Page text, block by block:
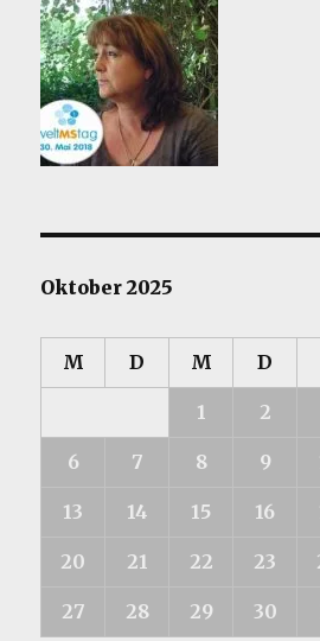
Oktober 2025
M D M D
1 2
6 7 8 9
13 14 15 16
20 21 22 23
27 28 29 30